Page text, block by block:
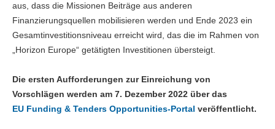
aus, dass die Missionen Beiträge aus anderen
Finanzierungsquellen mobilisieren werden und Ende 2023 ein
Gesamtinvestitionsniveau erreicht wird, das die im Rahmen von
„Horizon Europe“ getätigten Investitionen übersteigt.
Die ersten Aufforderungen zur Einreichung von
Vorschlägen werden am 7. Dezember 2022 über das
EU Funding & Tenders Opportunities-Portal veröffentlicht.